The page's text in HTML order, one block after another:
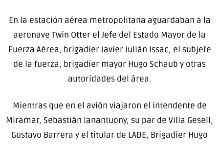
En la estación aérea metropolitana aguardaban a la
aeronave Twin Otter el Jefe del Estado Mayor de la
Fuerza Aérea, brigadier Javier Julián Issac, el subjefe
de la fuerza, brigadier mayor Hugo Schaub y otras
autoridades del área.
Mientras que en el avión viajaron el intendente de
Miramar, Sebastián Ianantuony, su par de Villa Gesell,
Gustavo Barrera y el titular de LADE, Brigadier Hugo